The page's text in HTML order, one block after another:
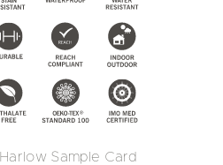
Harlow Sample Card